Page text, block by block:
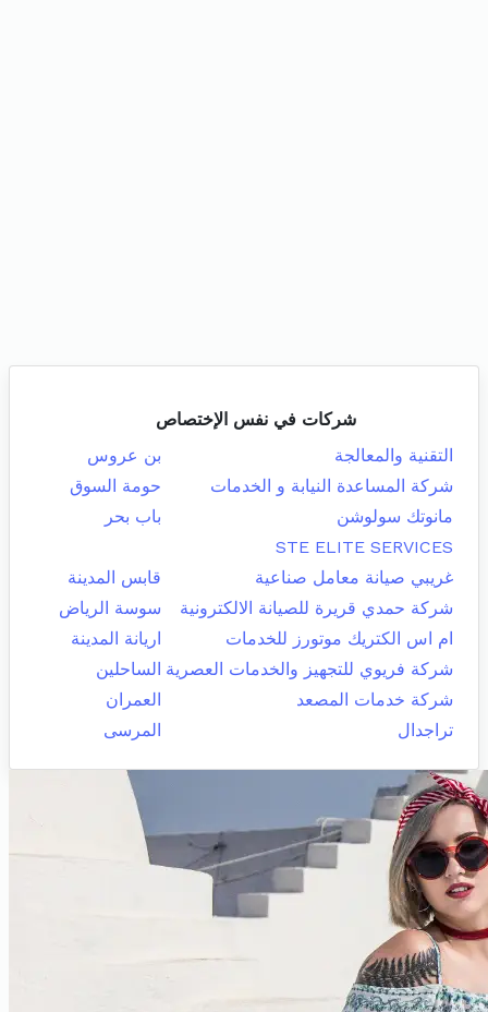
شركات في نفس الإختصاص
التقنية والمعالجة
بن عروس
شركة المساعدة النيابة و الخدمات
حومة السوق
مانوتك سولوشن
باب بحر
STE ELITE SERVICES
غريبي صيانة معامل صناعية
قابس المدينة
شركة حمدي قريرة للصيانة الالكترونية
سوسة الرياض
ام اس الكتريك موتورز للخدمات
اريانة المدينة
شركة فريوي للتجهيز والخدمات العصرية الساحلين
شركة خدمات المصعد
العمران
تراجدال
المرسى